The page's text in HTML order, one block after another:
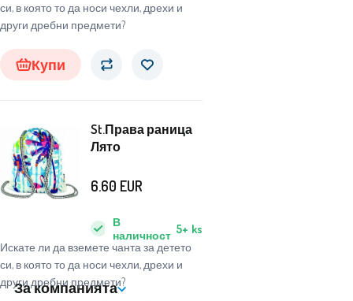
си, в която то да носи чехли, дрехи и
други дребни предмети?
Купи
St.Права раница
Лято
Искате ли да вземете чанта за детето
си, в която то да носи чехли, дрехи и
други дребни предмети?
В
наличност 5+ ks
6.60 EUR
За компанията